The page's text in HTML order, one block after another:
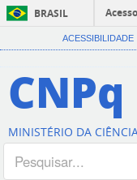
BRASIL
ACESSIBILIDADE
CNPq
MINISTÉRIO DA